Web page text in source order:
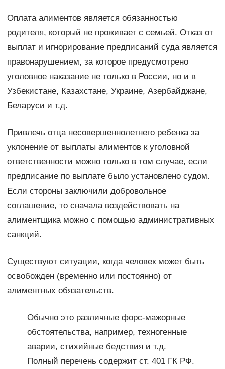
Оплата алиментов является обязанностью
родителя, который не проживает с семьей. Отказ от
выплат и игнорирование предписаний суда является
правонарушением, за которое предусмотрено
уголовное наказание не только в России, но и в
Узбекистане, Казахстане, Украине, Азербайджане,
Беларуси и т.д.
Привлечь отца несовершеннолетнего ребенка за
уклонение от выплаты алиментов к уголовной
ответственности можно только в том случае, если
предписание по выплате было установлено судом.
Если стороны заключили добровольное
соглашение, то сначала воздействовать на
алиментщика можно с помощью административных
санкций.
Существуют ситуации, когда человек может быть
освобожден (временно или постоянно) от
алиментных обязательств.
Обычно это различные форс-мажорные
обстоятельства, например, техногенные
аварии, стихийные бедствия и т.д.
Полный перечень содержит ст. 401 ГК РФ.